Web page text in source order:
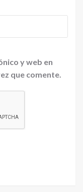
y web en
que comente.